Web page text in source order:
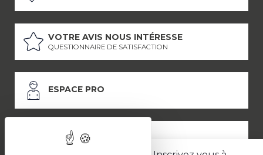
VOTRE AVIS NOUS INTÉRESSE
QUESTIONNAIRE DE SATISFACTION
ESPACE PRO
ESPACE PRESSE